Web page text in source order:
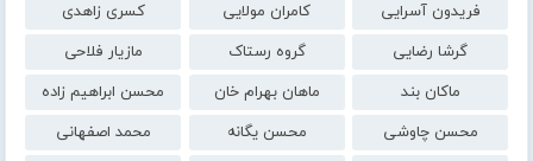
فریدون آسرایی
کامران مولایی
کسری زاهدی
گرشا رضایی
گروه رستاک
مازیار فلاحی
ماکان بند
ماهان بهرام خان
محسن ابراهیم زاده
محسن چاوشی
محسن یگانه
محمد اصفهانی